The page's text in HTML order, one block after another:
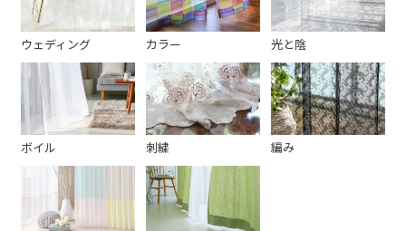
ウェディング カラー 光と陰
ボイル 刺繍 編み